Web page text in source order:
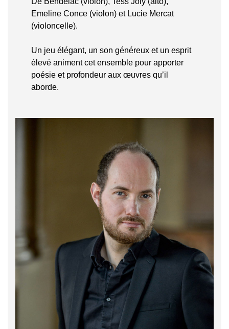
Emeline Conce (violon) et Lucie Mercat
(violoncelle).
Un jeu élégant, un son généreux et un esprit
élevé animent cet ensemble pour apporter
poésie et profondeur aux œuvres qu’il
aborde.